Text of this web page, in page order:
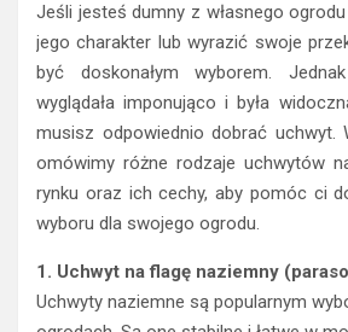
Jeśli jesteś dumny z własnego
jego charakter lub wyrazić swoje
być doskonałym wyborem.
wyglądała imponująco i była
musisz odpowiednio dobrać uchwyt.
omówimy różne rodzaje uchwytów
rynku oraz ich cechy, aby pomóc ci
wyboru dla swojego ogrodu.
1. Uchwyt na flagę naziemny
Uchwyty naziemne są popularnym